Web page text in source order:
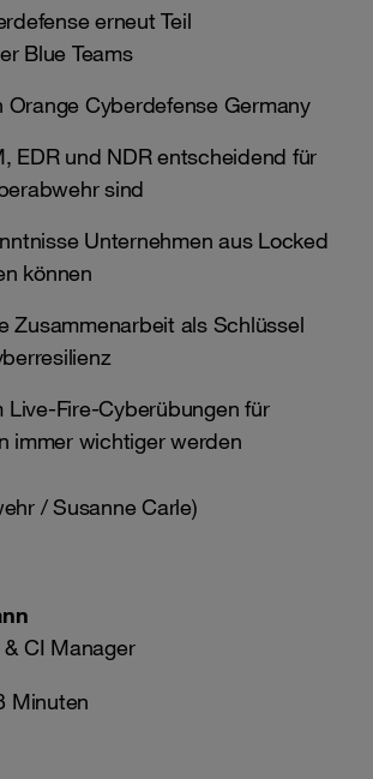
erneut Teil
Blue Teams
Orange Cyberdefense Germany
EDR und NDR entscheidend für
sind
Unternehmen aus Locked
können
Zusammenarbeit als Schlüssel
Live-Fire-Cyberübungen für
immer wichtiger werden
/ Susanne Carle)
CI Manager
Minuten